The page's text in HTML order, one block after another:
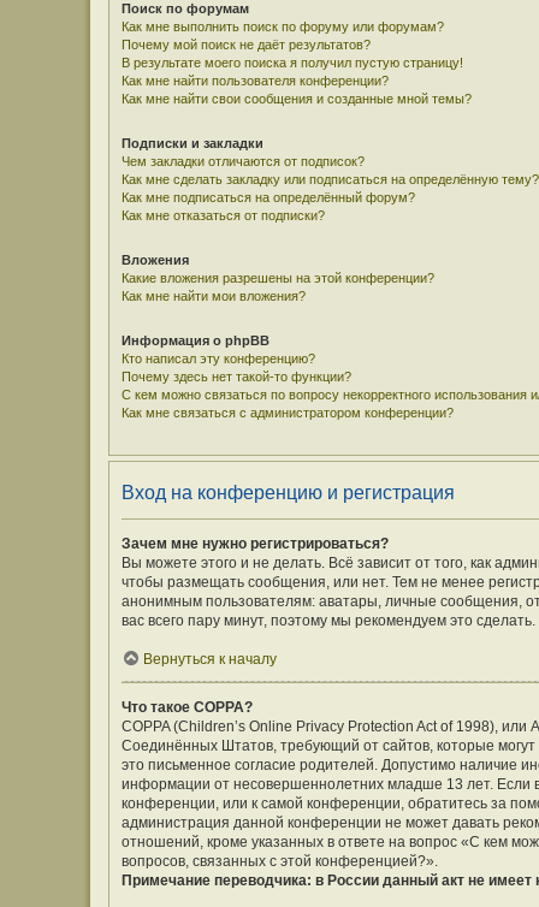
Поиск по форумам
Как мне выполнить поиск по форуму или форумам?
Почему мой поиск не даёт результатов?
В результате моего поиска я получил пустую страницу!
Как мне найти пользователя конференции?
Как мне найти свои сообщения и созданные мной темы?
Подписки и закладки
Чем закладки отличаются от подписок?
Как мне сделать закладку или подписаться на определённую тему?
Как мне подписаться на определённый форум?
Как мне отказаться от подписки?
Вложения
Какие вложения разрешены на этой конференции?
Как мне найти мои вложения?
Информация о phpBB
Кто написал эту конференцию?
Почему здесь нет такой-то функции?
С кем можно связаться по вопросу некорректного
Как мне связаться с администратором конференции?
Вход на конференцию и регистрация
Зачем мне нужно регистрироваться?
Вы можете этого и не делать. Всё зависит от того, как
чтобы размещать сообщения, или нет. Тем не менее
анонимным пользователям: аватары, личные сообщения,
вас всего пару минут, поэтому мы рекомендуем это сделать.
Вернуться к началу
Что такое COPPA?
COPPA (Children’s Online Privacy Protection Act of 1998),
Соединённых Штатов, требующий от сайтов, которые
это письменное согласие родителей. Допустимо наличие
информации от несовершеннолетних младше 13 лет. Если
конференции, или к самой конференции, обратитесь за
администрация данной конференции не может давать
отношений, кроме указанных в ответе на вопрос «С кем
вопросов, связанных с этой конференцией?».
Примечание переводчика: в России данный акт не